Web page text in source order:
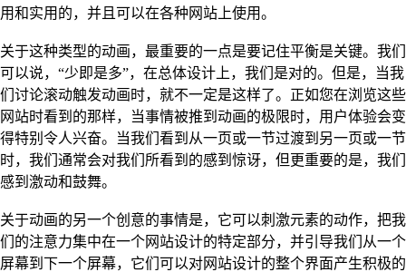
用和实用的，并且可以在各种网站上使用。
关于这种类型的动画，最重要的一点是要记住平衡是关键。我们
可以说，“少即是多”，在总体设计上，我们是对的。但是，当我
们讨论滚动触发动画时，就不一定是这样了。正如您在浏览这些
网站时看到的那样，当事情被推到动画的极限时，用户体验会变
得特别令人兴奋。当我们看到从一页或一节过渡到另一页或一节
时，我们通常会对我们所看到的感到惊讶，但更重要的是，我们
感到激动和鼓舞。
关于动画的另一个创意的事情是，它可以刺激元素的动作，把我
们的注意力集中在一个网站设计的特定部分，并引导我们从一个
屏幕到下一个屏幕，它们可以对网站设计的整个界面产生积极的